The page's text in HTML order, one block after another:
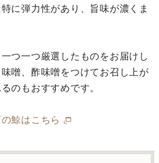
に弾力性があり、旨味が濃くま
つ一つ厳選したものをお届けし
噌、酢味噌をつけてお召し上が
のもおすすめです。
鯨はこちら